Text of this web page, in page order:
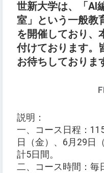
世新大学は、「AI
室」という一般教
を開催しており、
付けております。
お待ちしておりま
説明：
一、コース日程：
日（金）、6月29日
計5日間。
二、コース時間：毎